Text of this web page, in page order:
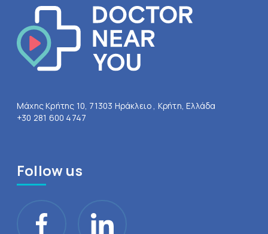
Μάχης Κρήτης 10, 71303 Ηράκλειο , Κρήτη, Ελλάδα
+30 281 600 4747
Follow us